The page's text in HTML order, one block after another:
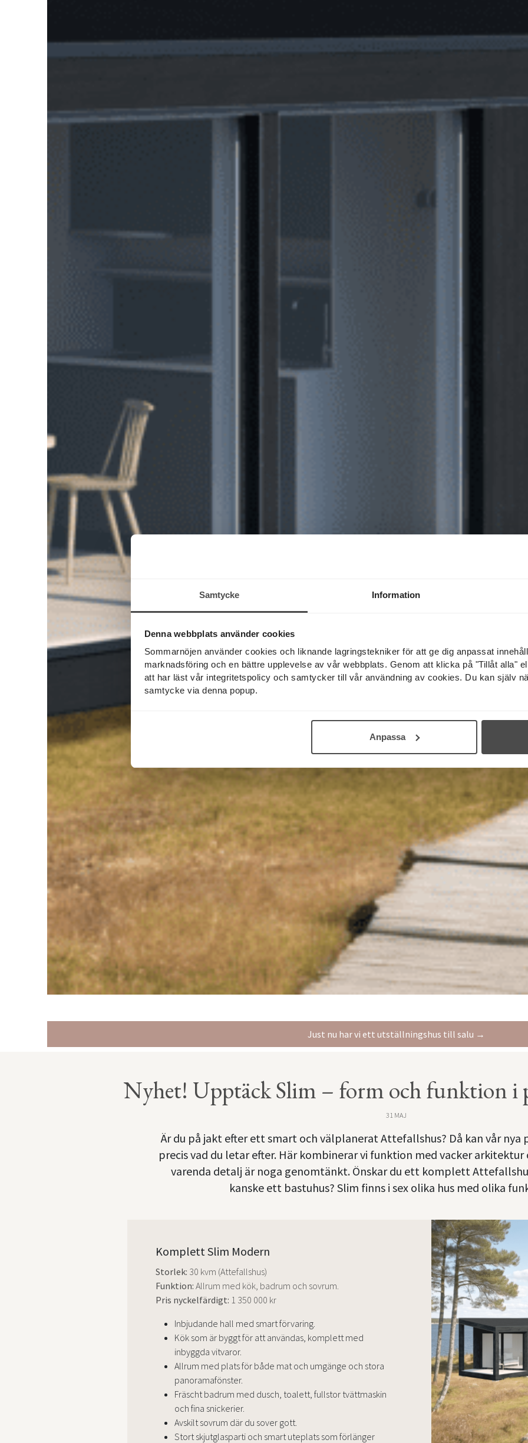
Samtycke Information
Denna webbplats använder cookies
Sommarnöjen använder cookies och liknande lagringstekniker för att ge dig anpassat
marknadsföring och en bättre upplevelse av vår webbplats. Genom att klicka på "Tillåt alla"
att har läst vår integritetspolicy och samtycker till vår användning av cookies. Du kan själv
samtycke via denna popup.
Anpassa
Just nu har vi ett utställningshus till salu →
Nyhet! Upptäck Slim – form och funktion i
31 MAJ
Är du på jakt efter ett smart och välplanerat Attefallshus? Då kan vår nya
precis vad du letar efter. Här kombinerar vi funktion med vacker
varenda detalj är noga genomtänkt. Önskar du ett komplett
kanske ett bastuhus? Slim finns i sex olika hus med olika
Komplett Slim Modern
Storlek: 30 kvm (Attefallshus)
Funktion: Allrum med kök, badrum och sovrum.
Pris nyckelfärdigt: 1 350 000 kr
Inbjudande hall med smart förvaring.
Kök som är byggt för att användas, komplett med
inbyggda vitvaror.
Allrum med plats för både mat och umgänge och stora
panoramafönster.
Fräscht badrum med dusch, toalett, fullstor tvättmaskin
och fina snickerier.
Avskilt sovrum där du sover gott.
Stort skjutglasparti och smart uteplats som förlänger